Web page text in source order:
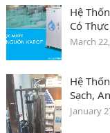
Hệ
Có
March
Hệ
Sạch,
January